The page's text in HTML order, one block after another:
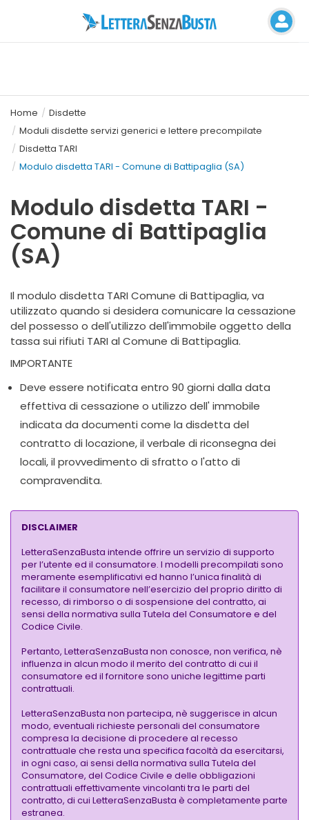
Home
Disdette
Moduli disdette servizi generici e lettere precompilate
Disdetta TARI
Modulo disdetta TARI - Comune di Battipaglia (SA)
Modulo disdetta TARI -
Comune di Battipaglia
(SA)
Il modulo disdetta TARI Comune di Battipaglia, va
utilizzato quando si desidera comunicare la cessazione
del possesso o dell'utilizzo dell'immobile oggetto della
tassa sui rifiuti TARI al Comune di Battipaglia.
IMPORTANTE
Deve essere notificata entro 90 giorni dalla data
effettiva di cessazione o utilizzo dell' immobile
indicata da documenti come la disdetta del
contratto di locazione, il verbale di riconsegna dei
locali, il provvedimento di sfratto o l'atto di
compravendita.
DISCLAIMER
LetteraSenzaBusta intende offrire un servizio di supporto
per l’utente ed il consumatore. I modelli precompilati sono
meramente esemplificativi ed hanno l’unica finalità di
facilitare il consumatore nell’esercizio del proprio diritto di
recesso, di rimborso o di sospensione del contratto, ai
sensi della normativa sulla Tutela del Consumatore e del
Codice Civile.
Pertanto, LetteraSenzaBusta non conosce, non verifica, nè
influenza in alcun modo il merito del contratto di cui il
consumatore ed il fornitore sono uniche legittime parti
contrattuali.
LetteraSenzaBusta non partecipa, nè suggerisce in alcun
modo, eventuali richieste personali del consumatore
compresa la decisione di procedere al recesso
contrattuale che resta una specifica facoltà da esercitarsi,
in ogni caso, ai sensi della normativa sulla Tutela del
Consumatore, del Codice Civile e delle obbligazioni
contrattuali effettivamente vincolanti tra le parti del
contratto, di cui LetteraSenzaBusta è completamente parte
estranea.